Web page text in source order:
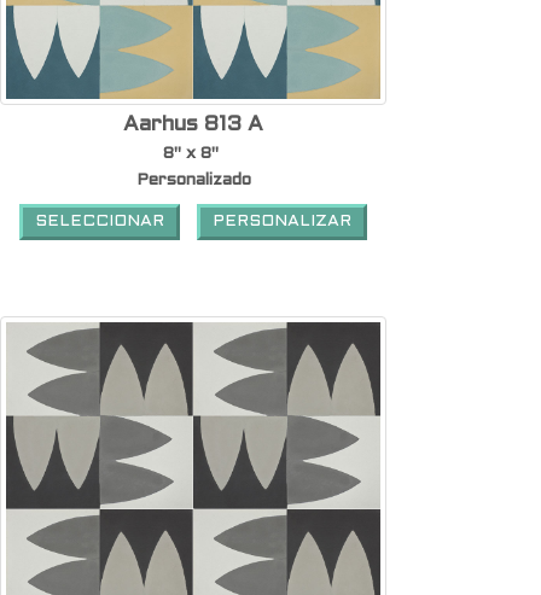
Aarhus 813 A
8" x 8"
Personalizado
SELECCIONAR PERSONALIZAR